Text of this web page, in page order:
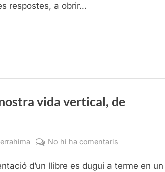
respostes, a obrir…
vida vertical, de
No hi ha comentaris
de
d’un llibre es dugui a terme en un